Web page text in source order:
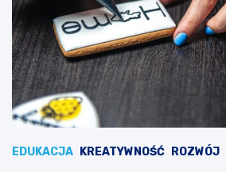
EDUKACJA KREATYWNOŚĆ ROZWÓJ